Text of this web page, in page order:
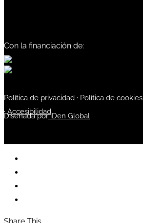
Con la financiación de:
Política de privacidad · Política de cookies
·Accesibilidad
Diseñada poriDen Global